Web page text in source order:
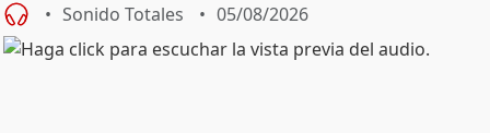
Sonido Totales 05/08/2026